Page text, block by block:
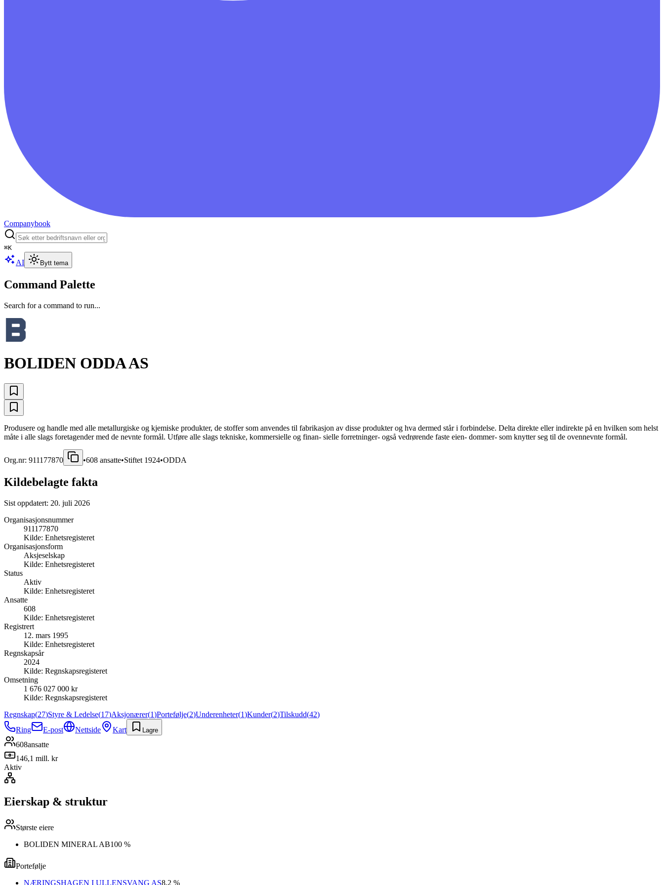
Companybook
⌘K
AI Bytt tema
Command Palette
Search for a command to run...
BOLIDEN ODDA AS
Produsere og handle med alle metallurgiske og kjemiske produkter, de stoffer som anvendes til fabrikasjon av disse produkter og hva dermed står i forbindelse. Delta direkte eller indirekte på en hvilken som helst
måte i alle slags foretagender med de nevnte formål. Utføre alle slags tekniske, kommersielle og finan- sielle forretninger- også vedrørende faste eien- dommer- som knytter seg til de ovennevnte formål.
Org.nr: 911177870 •608 ansatte•Stiftet 1924•ODDA
Kildebelagte fakta
Sist oppdatert: 20. juli 2026
Organisasjonsnummer
911177870
Kilde: Enhetsregisteret
Organisasjonsform
Aksjeselskap
Kilde: Enhetsregisteret
Status
Aktiv
Kilde: Enhetsregisteret
Ansatte
608
Kilde: Enhetsregisteret
Registrert
12. mars 1995
Kilde: Enhetsregisteret
Regnskapsår
2024
Kilde: Regnskapsregisteret
Omsetning
1 676 027 000 kr
Kilde: Regnskapsregisteret
Regnskap(27)Styre & Ledelse(17)Aksjonærer(1)Portefølje(2)Underenheter(1)Kunder(2)Tilskudd(42)
Ring
E-post Nettside Kart Lagre
608ansatte
146,1 mill. kr
Aktiv
Eierskap & struktur
Største eiere
BOLIDEN MINERAL AB100 %
Portefølje
NÆRINGSHAGEN I ULLENSVANG AS8.2 %